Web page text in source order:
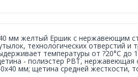
мм желтый Ершик с нержавеющим
технологических отверстий и
температуры от ?20°С до
- полиэстер РBT,
мм; щетина средней жесткости,